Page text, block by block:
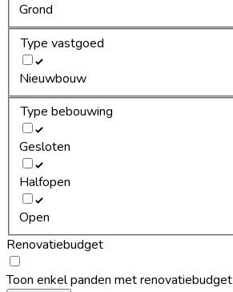
Grond
Type vastgoed
Nieuwbouw
Type bebouwing
Gesloten
Halfopen
Open
Renovatiebudget
Toon enkel panden met renovatiebudget